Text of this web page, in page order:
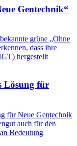
Gentechnik“
grüne „Ohne
dass ihre
hergestellt
Lösung für
für Neue Gentechnik
auch für den
Bedeutung